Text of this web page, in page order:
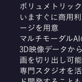
ボリュメトリッ
いますぐに商用
ージを用意
マルチモーダル
3D映像データか
画を切り出し可能
専門スタジオを